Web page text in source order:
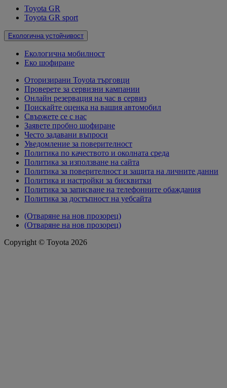
Toyota GR
Toyota GR sport
Екологична устойчивост
Екологична мобилност
Еко шофиране
Оторизирани Toyota търговци
Проверете за сервизни кампании
Онлайн резервация на час в сервиз
Поискайте оценка на вашия автомобил
Свържете се с нас
Заявете пробно шофиране
Често задавани въпроси
Уведомление за поверителност
Политика по качеството и околната среда
Политика за използване на сайта
Политика за поверителност и защита на личните данни
Политика и настройки за бисквитки
Политика за записване на телефонните обаждания
Политика за достъпност на уебсайта
(Отваряне на нов прозорец)
(Отваряне на нов прозорец)
Copyright © Toyota 2026